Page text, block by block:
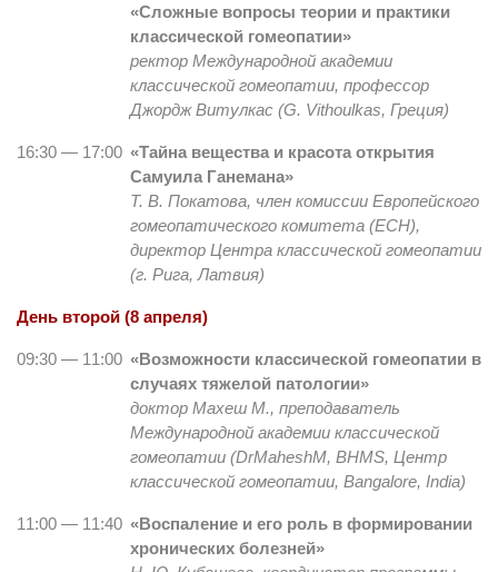
«Сложные вопросы теории и практики
классической гомеопатии»
ректор Международной академии
классической гомеопатии, профессор
Джордж Витулкас (G. Vithoulkas, Греция)
16:30 — 17:00 «Тайна вещества и красота открытия
Самуила Ганемана»
Т. В. Покатова, член комиссии Европейского
гомеопатического комитета (ECH),
директор Центра классической гомеопатии
(г. Рига, Латвия)
День второй (8 апреля)
09:30 — 11:00 «Возможности классической гомеопатии в
случаях тяжелой патологии»
доктор Махеш М., преподаватель
Международной академии классической
гомеопатии (DrMaheshM, BHMS, Центр
классической гомеопатии, Bangalore, India)
11:00 — 11:40 «Воспаление и его роль в формировании
хронических болезней»